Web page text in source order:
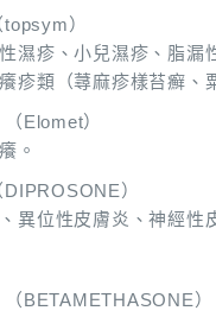
）
濕疹、小兒濕疹、脂漏
疹類（蕁麻疹樣苔癬、
Elomet）
。
）
異位性皮膚炎、神經性
BETAMETHASONE）